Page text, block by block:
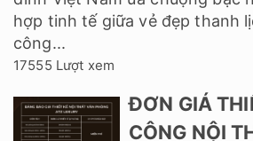
hợp tinh tế giữa vẻ đẹp thanh
công...
17555 Lượt xem
ĐƠN GIÁ
CÔNG NỘI